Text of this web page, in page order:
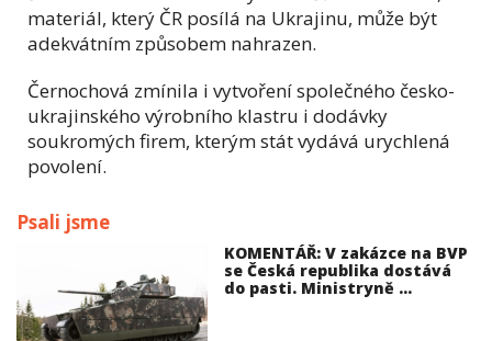
materiál, který ČR posílá na Ukrajinu, může být
adekvátním způsobem nahrazen.
Černochová zmínila i vytvoření společného česko-
ukrajinského výrobního klastru i dodávky
soukromých firem, kterým stát vydává urychlená
povolení.
Psali jsme
KOMENTÁŘ: V zakázce na BVP
se Česká republika dostává
do pasti. Ministryně ...